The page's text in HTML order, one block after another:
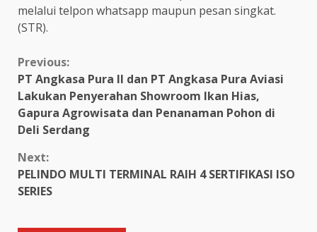
melalui telpon whatsapp maupun pesan singkat.
(STR).
Continue
Reading
Previous:
PT Angkasa Pura II dan PT Angkasa Pura Aviasi
Lakukan Penyerahan Showroom Ikan Hias,
Gapura Agrowisata dan Penanaman Pohon di
Deli Serdang
Next:
PELINDO MULTI TERMINAL RAIH 4 SERTIFIKASI ISO
SERIES